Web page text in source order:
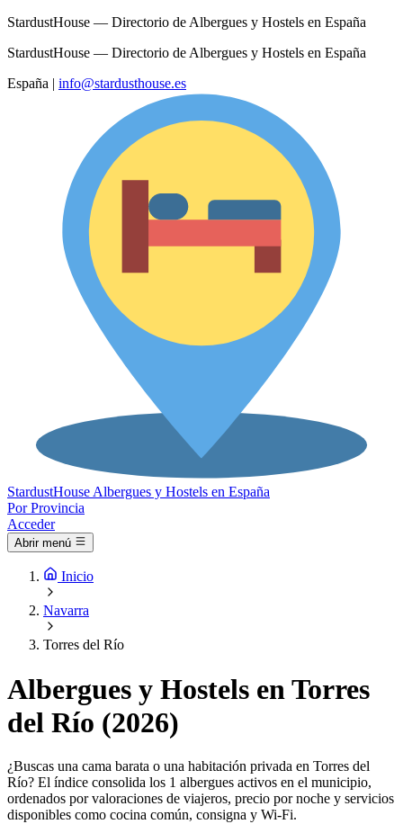
StardustHouse — Directorio de Albergues y Hostels en España
StardustHouse — Directorio de Albergues y Hostels en España
España | info@stardusthouse.es
StardustHouse Albergues y Hostels en España
Por Provincia
Acceder
Abrir menú
Inicio
Navarra
Torres del Río
Albergues y Hostels en Torres
del Río (2026)
¿Buscas una cama barata o una habitación privada en Torres del
Río? El índice consolida los 1 albergues activos en el municipio,
ordenados por valoraciones de viajeros, precio por noche y servicios
disponibles como cocina común, consigna y Wi-Fi.